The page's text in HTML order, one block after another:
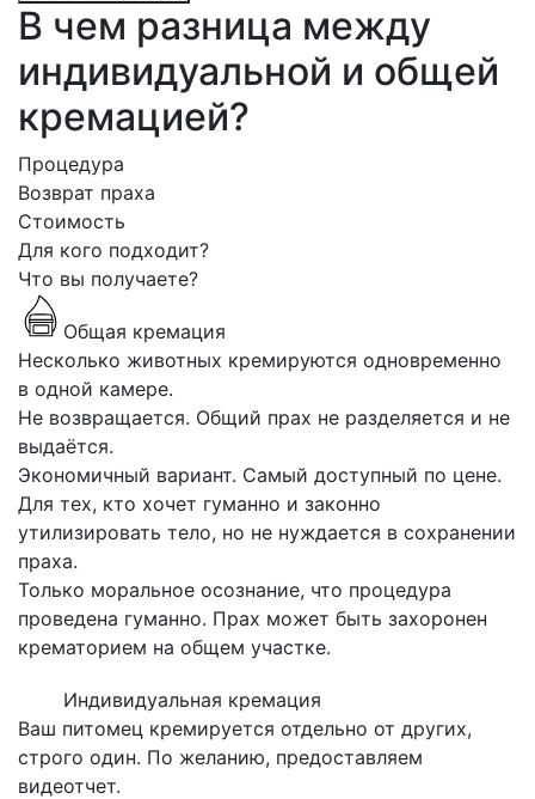
В чем разница между
индивидуальной и общей
кремацией?
Процедура
Возврат праха
Стоимость
Для кого подходит?
Что вы получаете?
Общая кремация
Несколько животных кремируются одновременно
в одной камере.
Не возвращается. Общий прах не разделяется и не
выдаётся.
Экономичный вариант. Самый доступный по цене.
Для тех, кто хочет гуманно и законно
утилизировать тело, но не нуждается в сохранении
праха.
Только моральное осознание, что процедура
проведена гуманно. Прах может быть захоронен
крематорием на общем участке.
Индивидуальная кремация
Ваш питомец кремируется отдельно от других,
строго один. По желанию, предоставляем
видеотчет.